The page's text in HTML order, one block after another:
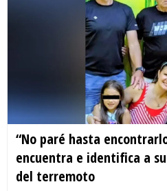
“No paré hasta
encuentra e identifica a
del terremoto